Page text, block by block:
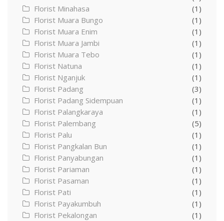
Florist Minahasa
(1)
Florist Muara Bungo
(1)
Florist Muara Enim
(1)
Florist Muara Jambi
(1)
Florist Muara Tebo
(1)
Florist Natuna
(1)
Florist Nganjuk
(1)
Florist Padang
(3)
Florist Padang Sidempuan
(1)
Florist Palangkaraya
(1)
Florist Palembang
(5)
Florist Palu
(1)
Florist Pangkalan Bun
(1)
Florist Panyabungan
(1)
Florist Pariaman
(1)
Florist Pasaman
(1)
Florist Pati
(1)
Florist Payakumbuh
(1)
Florist Pekalongan
(1)